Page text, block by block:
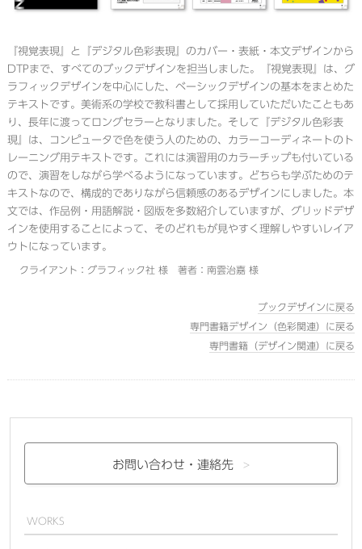
『視覚表現』と『デジタル色彩表現』のカバー・表紙・本文デザインから
DTPまで、すべてのブックデザインを担当しました。『視覚表現』は、グ
ラフィックデザインを中心にした、ベーシックデザインの基本をまとめた
テキストです。美術系の学校で教科書として採用していただいたこともあ
り、長年に渡ってロングセラーとなりました。そして『デジタル色彩表
現』は、コンピュータで色を使う人のための、カラーコーディネートのト
レーニング用テキストです。これには演習用のカラーチップも付いている
ので、演習をしながら学べるようになっています。どちらも学ぶためのテ
キストなので、構成的でありながら信頼感のあるデザインにしました。本
文では、作品例・用語解説・図版を多数紹介していますが、グリッドデザ
インを使用することによって、そのどれもが見やすく理解しやすいレイア
ウトになっています。
クライアント：グラフィック社 様 著者：南雲治嘉 様
ブックデザインに戻る
専門書籍デザイン（色彩関連）に戻る
専門書籍（デザイン関連）に戻る
お問い合わせ・ 連絡先
WORKS